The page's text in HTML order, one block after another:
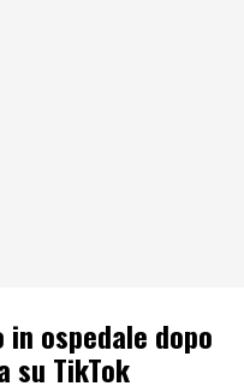
ospedale dopo
TikTok